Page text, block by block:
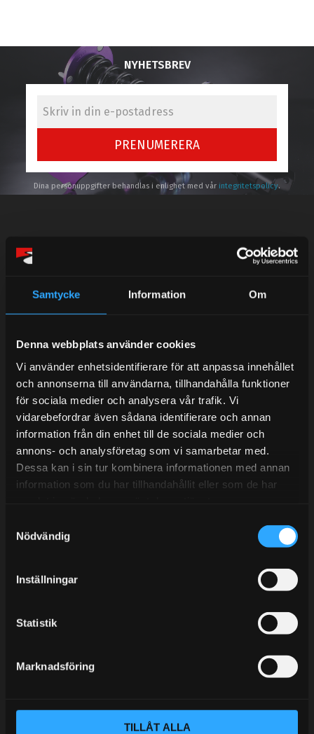
Samtycke Information Om
Denna webbplats använder cookies
Vi använder enhetsidentifierare för att anpassa innehållet
och annonserna till användarna, tillhandahålla funktioner
för sociala medier och analysera vår trafik. Vi
vidarebefordrar även sådana identifierare och annan
information från din enhet till de sociala medier och
annons- och analysföretag som vi samarbetar med.
Dessa kan i sin tur kombinera informationen med annan
information som du har tillhandahållit eller som de har
Nödvändig
Inställningar
Statistik
Marknadsföring
TILLÅT ALLA
NYHETSBREV
PRENUMERERA
Dina personuppgifter behandlas i enlighet med vår integritetspolicy.
Semestertider.
Under V.27 - V.33 nås vi enbart på mejl. Ordrar skickas
det helt stängt.
Mån-Tors: 10:30-15:00
Lunchstängt 12:00-13:00
Tel:031- 51 66 60
E-post: info@streetperformance.se
KUNSKAPSCENTER
KUNDTJÄNST